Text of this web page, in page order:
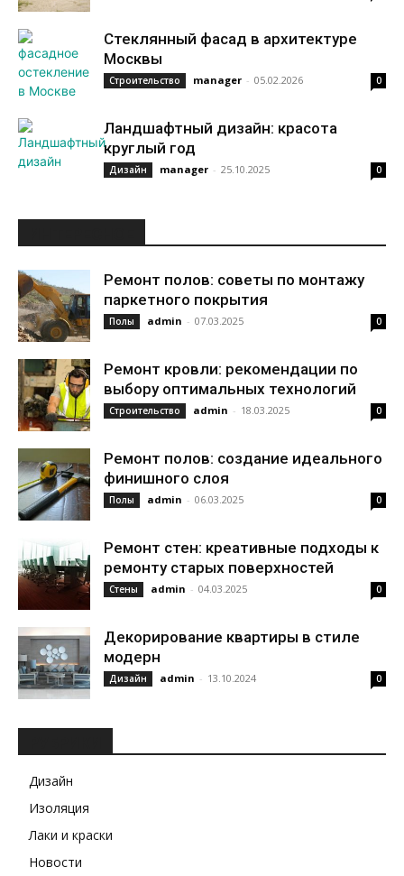
Стеклянный фасад в архитектуре
Москвы
Строительство manager - 05.02.2026 0
Ландшафтный дизайн: красота
круглый год
Дизайн manager - 25.10.2025 0
Ремонт полов: советы по монтажу
паркетного покрытия
Полы admin - 07.03.2025 0
Ремонт кровли: рекомендации по
выбору оптимальных технологий
Строительство admin - 18.03.2025 0
Ремонт полов: создание идеального
финишного слоя
Полы admin - 06.03.2025 0
Ремонт стен: креативные подходы к
ремонту старых поверхностей
Стены admin - 04.03.2025 0
Декорирование квартиры в стиле
модерн
Дизайн admin - 13.10.2024 0
Дизайн
Изоляция
Лаки и краски
Новости